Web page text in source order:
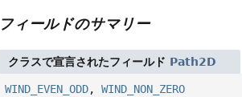
フィールドのサマリー
クラスで宣言されたフィールド Path2D
WIND_EVEN_ODD,WIND_NON_ZERO